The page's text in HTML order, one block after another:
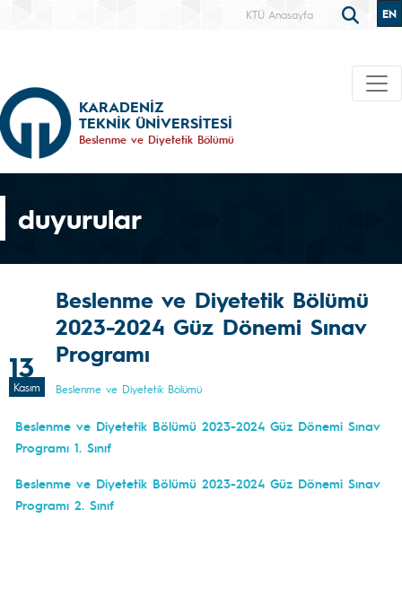
KTÜ Anasayfa EN
KARADENİZ
TEKNİK ÜNİVERSİTESİ
Beslenme ve Diyetetik Bölümü
duyurular
13
Kasım
Beslenme ve Diyetetik Bölümü
2023-2024 Güz Dönemi Sınav
Programı
Beslenme ve Diyetetik Bölümü
Beslenme ve Diyetetik Bölümü 2023-2024 Güz Dönemi Sınav
Programı 1. Sınıf
Beslenme ve Diyetetik Bölümü 2023-2024 Güz Dönemi Sınav
Programı 2. Sınıf